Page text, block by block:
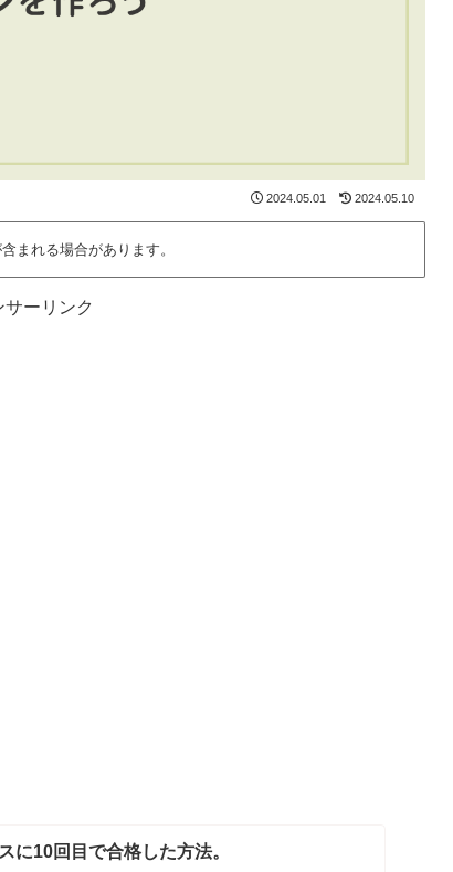
2024.05.01 2024.05.10
まれる場合があります。
サーリンク
に10回目で合格した方法。